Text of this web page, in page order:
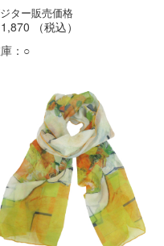
ター販売価格
（税込）
： ○